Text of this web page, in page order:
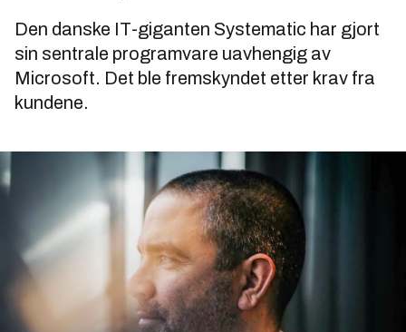
Den danske IT-giganten Systematic har gjort
sin sentrale programvare uavhengig av
Microsoft. Det ble fremskyndet etter krav fra
kundene.